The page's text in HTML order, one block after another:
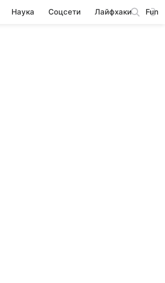
Наука Соцсети Лайфхаки Fun